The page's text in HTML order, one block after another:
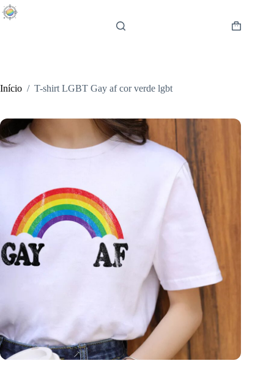
Pular
para
Carrinho
Início / T-shirt LGBT Gay af cor verde lgbt